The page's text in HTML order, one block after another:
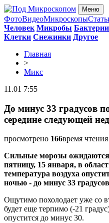
Меню
ФотоВидеоМикроскопы
Человек Микробы Бактерии
Клетки Снежинки Другое
Главная
>
Микс
11.01 7:55
До минус 33 градусов
середине следующей
просмотрено 166время чтения
Сильные морозы ожидаются
пятницу, 15 января, в
температура воздуха
ночью - до минус 33
Ощутимо похолодает уже со
будет еще терпимо (-21
опустится до минус 30.